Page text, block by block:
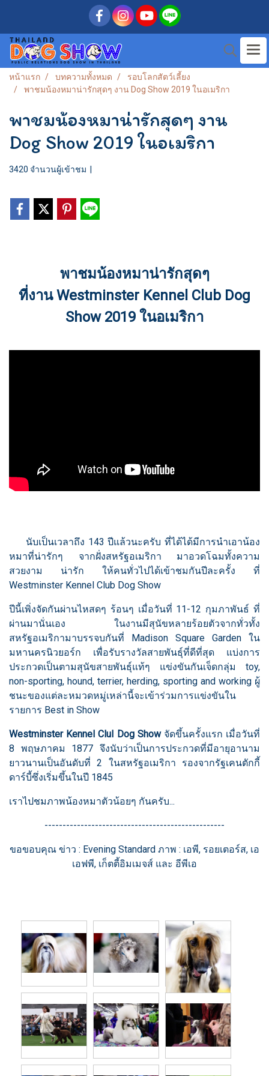
หน้าแรก บทความทั้งหมด
รอบโลกสัตว์เลี้ยง
พาชมน้องหมาน่ารักสุดๆ งาน Dog Show 2019 ในอเมริกา
พาชมน้องหมาน่ารักสุดๆ งาน
Dog Show 2019 ในอเมริกา
3420 จำนวนผู้เข้าชม
พาชมน้องหมาน่ารักสุดๆ
ที่งาน Westminster Kennel Club Dog
Show 2019 ในอเมริกา
นับเป็นเวลาถึง 143 ปีแล้วนะครับ ที่ได้ได้มีการนำเอาน้อง
หมาที่น่ารักๆ จากฝั่งสหรัฐอเมริกา มาอวดโฉมทั้งความ
สวยงาม น่ารัก ให้คนทั่วไปได้เข้าชมกันปีละครั้ง ที่
Westminster Kennel Club Dog Show
ปีนี้เพิ่งจัดกันผ่านไหสดๆ ร้อนๆ เมื่อวันที่ 11-12 กุมภาพันธ์ ที่
ผ่านมานั่นเอง ในงานมีสุนัขหลายร้อยตัวจากทั่วทั้ง
สหรัฐอเมริกามาบรรจบกันที่ Madison Square Garden ใน
มหานครนิวยอร์ก เพื่อรับรางวัลสายพันธุ์ที่ดีที่สุด แบ่งการ
ประกวดเป็นตามสุนัขสายพันธุ์แท้ๆ แข่งขันกันเจ็ดกลุ่ม toy,
non-sporting, hound, terrier, herding, sporting and working ผู้
ชนะของแต่ละหมวดหมู่เหล่านี้จะเข้าร่วมการแข่งขันใน
รายการ Best in Show
Westminster Kennel Clul Dog Showจัดขึ้นครั้งแรก เมื่อวันที่
8 พฤษภาคม 1877 จึงนับว่าเป็นการประกวดที่มีอายุอานาม
ยาวนานเป็นอันดับที่ 2 ในสหรัฐอเมริกา รองจากรัฐเคนตักกี้
ดาร์บี้ซึ่งเริ่มขึ้นในปี 1845
เราไปชมภาพน้องหมาตัวน้อยๆ กันครับ...
--------------------------------------------------
ขอขอบคุณ ข่าว : Evening Standard ภาพ : เอพี, รอยเตอร์ส, เอ
เอฟพี, เก็ตตี้อิมเมจส์ และ อีพีเอ